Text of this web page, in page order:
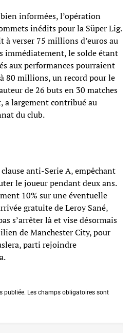
informées, l’opération
inédits pour la Süper Lig.
à verser 75 millions d’euros au
le solde étant
aux performances pourraient
80 millions, un record pour le
de 26 buts en 30 matches
a largement contribué au
du club.
anti-Serie A, empêchant
le joueur pendant deux ans.
10% sur une éventuelle
gratuite de Leroy Sané,
s’arrêter là et vise désormais
de Manchester City, pour
parti rejoindre
publiée. Les champs obligatoires sont